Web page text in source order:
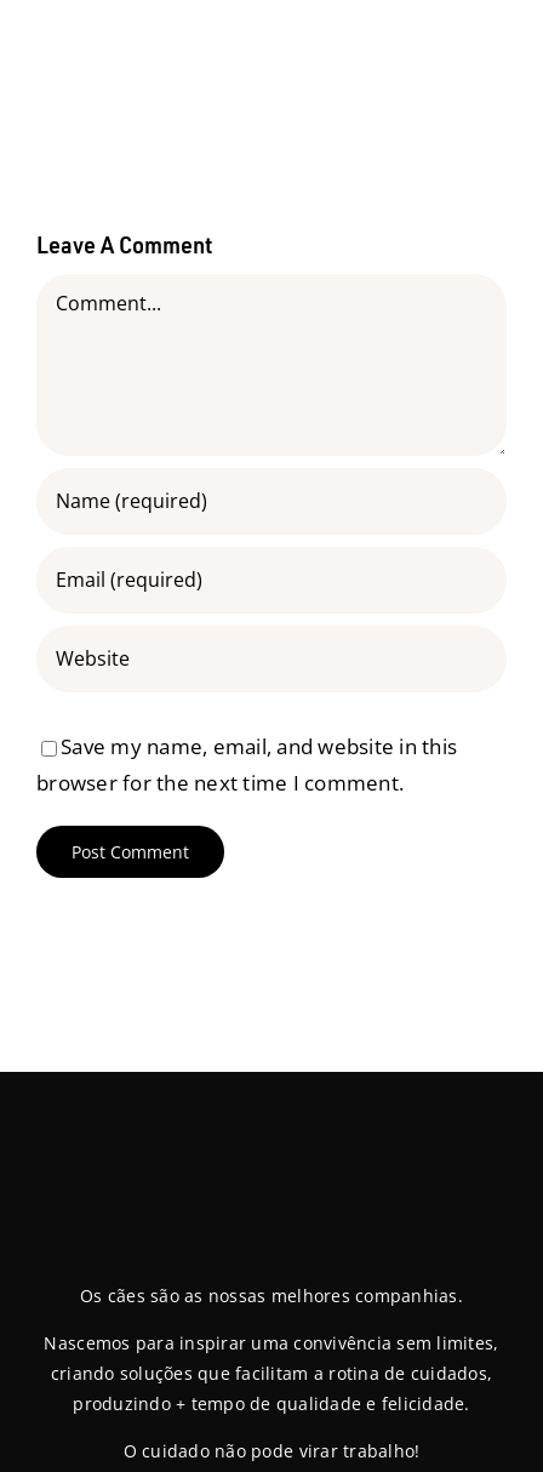
Leave A Comment
Comment
Save my name, email, and website in this
browser for the next time I comment.
Os cães são as nossas melhores companhias.
Nascemos para inspirar uma convivência sem limites,
criando soluções que facilitam a rotina de cuidados,
produzindo + tempo de qualidade e felicidade.
O cuidado não pode virar trabalho!